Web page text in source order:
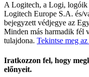
A Logitech, a Logi, logóik
Logitech Europe S.A. és/
bejegyzett védjegye az
Minden más harmadik fél
tulajdona. Tekintse meg
Iratkozzon fel, hogy
előnyeit.